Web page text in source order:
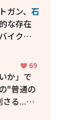
ガン、石
な存在
イクア
団"の
った
II」
69
か」で
の"普通の
る...映
にも通